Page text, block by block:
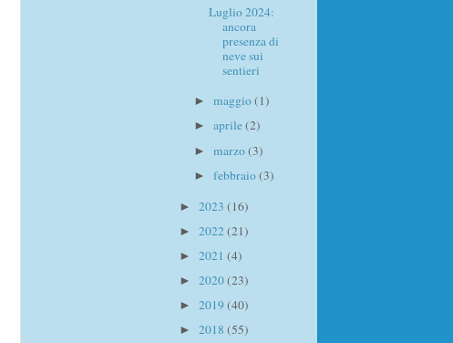
Luglio 2024:
ancora
presenza di
neve sui
sentieri
► maggio(1)
► aprile(2)
► marzo(3)
► febbraio(3)
► 2023 (16)
► 2022 (21)
► 2021 (4)
► 2020(23)
► 2019 (40)
► 2018 (55)